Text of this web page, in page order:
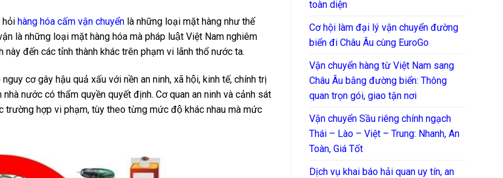
hỏi hàng hóa cấm vận chuyển là những loại mặt hàng như thế
là những loại mặt hàng hóa mà pháp luật Việt Nam nghiêm
đến các tỉnh thành khác trên phạm vi lãnh thổ nước ta.
cơ gây hậu quả xấu với nền an ninh, xã hội, kinh tế, chính trị
nước có thẩm quyền quyết định. Cơ quan an ninh và cảnh sát
hợp vi phạm, tùy theo từng mức độ khác nhau mà mức
toàn diện
Cơ hội làm đại lý vận chuyển đường
biển đi Châu Âu cùng EuroGo
Vận chuyển hàng từ Việt Nam sang
Châu Âu bằng đường biển: Thông
quan trọn gói, giao tận nơi
Vận chuyển Sầu riêng chính ngạch
Thái – Lào – Việt – Trung: Nhanh, An
Toàn, Giá Tốt
Dịch vụ khai báo hải quan uy tín, an